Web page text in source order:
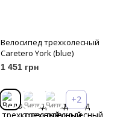
Велосипед трехколесный
Caretero York (blue)
1 451 грн
+2